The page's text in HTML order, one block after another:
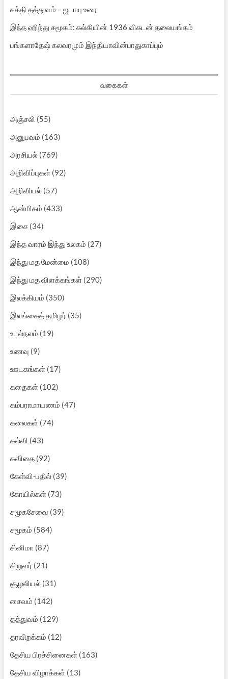
சக்தி தத்துவம் – ஜடாயு உரை
இந்த ஹிந்து சமூகம்: கல்கியின் 1936 விகடன் தலையங்கம்
பங்களாதேஷ் கலவரமும் இந்தியாவின்பாதுகாப்பும்
வகைகள்
அஞ்சலி (55)
அனுபவம் (163)
அரசியல்(769)
அறிவிப்புகள்(92)
அறிவியல்(57)
ஆன்மிகம் (433)
இசை(34)
இந்த வாரம் இந்து உலகம் (27)
இந்து மத மேன்மை (108)
இந்து மத விளக்கங்கள்(290)
இலக்கியம் (350)
இலங்கைத் தமிழர் (35)
உடல்நலம் (19)
உணவு (9)
ஊடகங்கள்(17)
கதைகள்(102)
கம்பராமாயணம் (47)
கலைகள்(74)
கல்வி (43)
கவிதை(92)
கேள்வி-பதில்(39)
கோயில்கள்(73)
சமூகசேவை (39)
சமூகம் (584)
சினிமா (87)
சிறுவர் (21)
சூழலியல்(31)
சைவம் (142)
தத்துவம் (129)
தரவிறக்கம் (12)
தேசிய பிரச்சினைகள்(163)
தேசிய விழாக்கள்(13)